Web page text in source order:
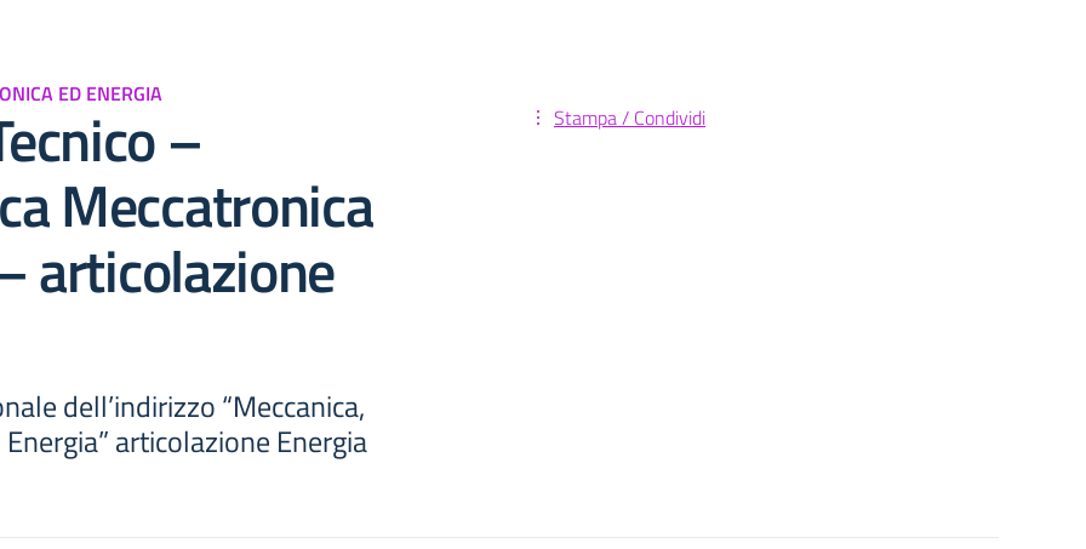
ED ENERGIA
–
Meccatronica
articolazione
dell’indirizzo “Meccanica,
articolazione Energia
Stampa / Condividi